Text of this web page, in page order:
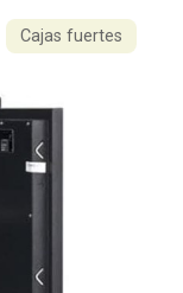
Cajas fuertes